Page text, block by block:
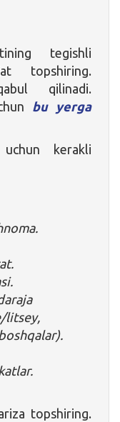
tegishli
topshiring.
qilinadi.
bu yerga
kerakli
litsey,
topshiring.